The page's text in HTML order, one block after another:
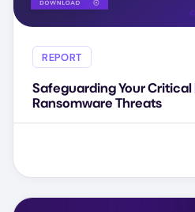
REPORT
Safeguarding Your
Ransomware Threats